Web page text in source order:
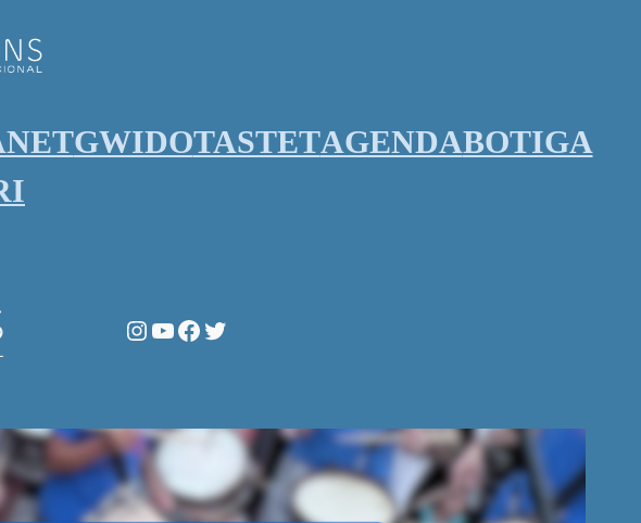
GWIDOTASTETAGENDABOTIGA
Instagram
YouTube
Facebook
Twitter